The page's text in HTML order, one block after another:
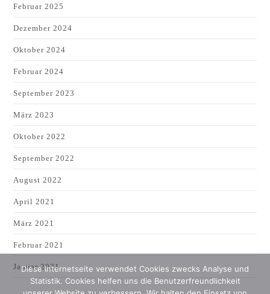
Februar 2025
Dezember 2024
Oktober 2024
Februar 2024
September 2023
März 2023
Oktober 2022
September 2022
August 2022
April 2021
März 2021
Februar 2021
Januar 2021
Diese Internetseite verwendet Cookies zwecks Analyse und
Statistik. Cookies helfen uns die Benutzerfreundlichkeit